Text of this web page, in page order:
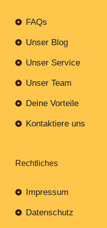
FAQs
Unser Blog
Unser Service
Unser Team
Deine Vorteile
Kontaktiere uns
Rechtliches
Impressum
Datenschutz